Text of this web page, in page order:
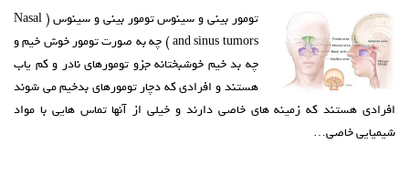
تومور بینی و سینوس تومور بینی و سینوس ( Nasal
and sinus tumors ) چه به صورت تومور خوش خیم و
چه بد خیم خوشبختانه جزو تومورهای نادر و کم یاب
هستند و افرادی که دچار تومورهای بدخیم می شوند
افرادی هستند که زمینه های خاصی دارند و خیلی از آنها تماس هایی با مواد
شیمیایی خاصی…